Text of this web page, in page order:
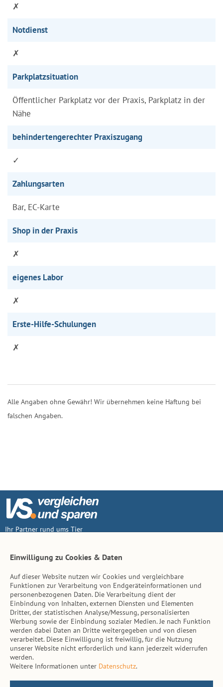
✗
Notdienst
✗
Parkplatzsituation
Öffentlicher Parkplatz vor der Praxis, Parkplatz in der
Nähe
behindertengerechter Praxiszugang
✓
Zahlungsarten
Bar, EC-Karte
Shop in der Praxis
✗
eigenes Labor
✗
Erste-Hilfe-Schulungen
✗
Alle Angaben ohne Gewähr! Wir übernehmen keine Haftung bei
falschen Angaben.
Ihr Partner rund ums Tier
Inhalt
Tierarzt-Suche
Hinweise
AGB
Impressum
Datenschutz
Kontakt
Einwilligung zu Cookies & Daten
Auf dieser Website nutzen wir Cookies und vergleichbare
Funktionen zur Verarbeitung von Endgeräteinformationen und
personenbezogenen Daten. Die Verarbeitung dient der
Einbindung von Inhalten, externen Diensten und Elementen
Dritter, der statistischen Analyse/Messung, personalisierten
Werbung sowie der Einbindung sozialer Medien. Je nach Funktion
werden dabei Daten an Dritte weitergegeben und von diesen
verarbeitet. Diese Einwilligung ist freiwillig, für die Nutzung
unserer Website nicht erforderlich und kann jederzeit widerrufen
werden.
Weitere Informationen unter Datenschutz.